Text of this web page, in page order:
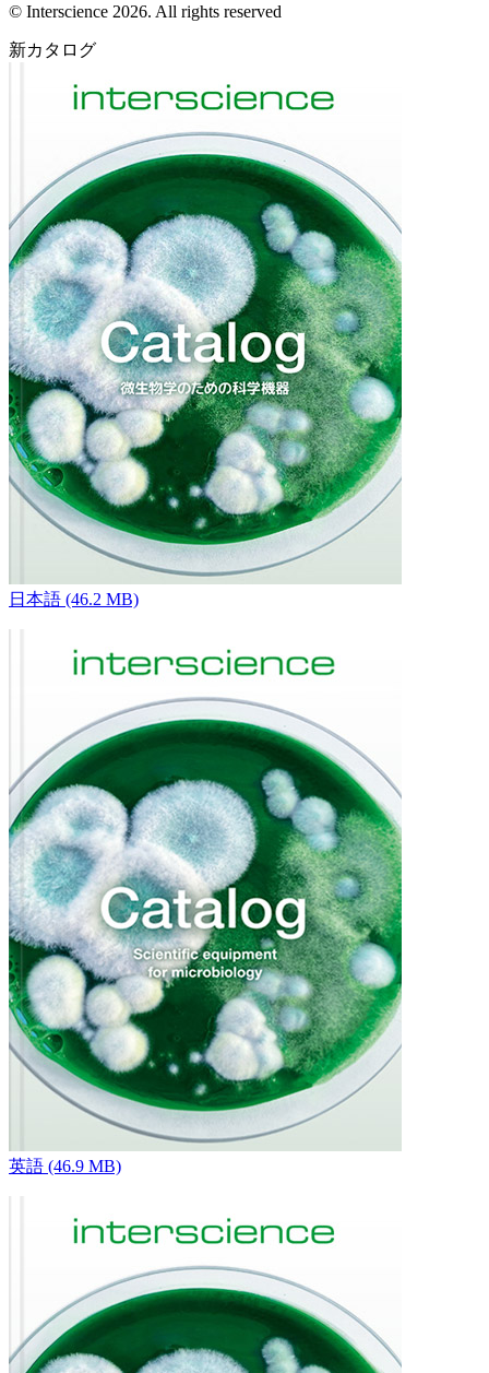
© Interscience 2026. All rights reserved
新カタログ
日本語 (46.2 MB)
英語 (46.9 MB)